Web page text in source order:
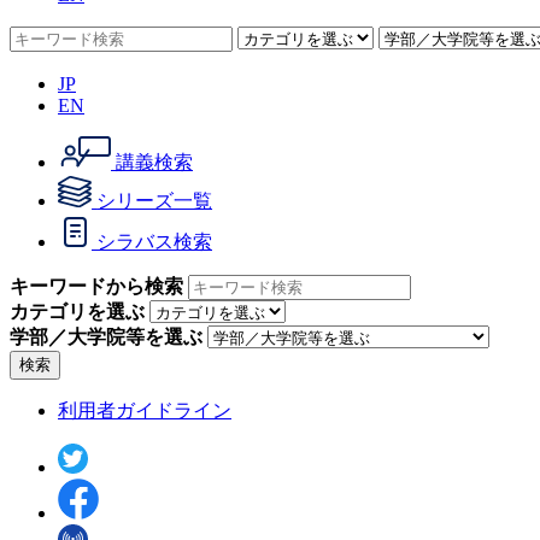
JP
EN
講義検索
シリーズ一覧
シラバス検索
キーワードから検索
カテゴリを選ぶ
学部／大学院等を選ぶ
検索
利用者ガイドライン